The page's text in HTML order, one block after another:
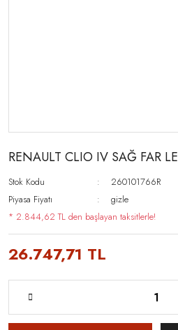
RENAULT CLIO IV SAĞ FAR
Stok Kodu
260101766R
Piyasa Fiyatı
gizle
* 2.844,62 TL den başlayan taksitlerle!
26.747,71 TL